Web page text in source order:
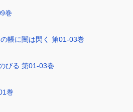
巻
帳に闇は閃く 第01-03巻
びる 第01-03巻
巻